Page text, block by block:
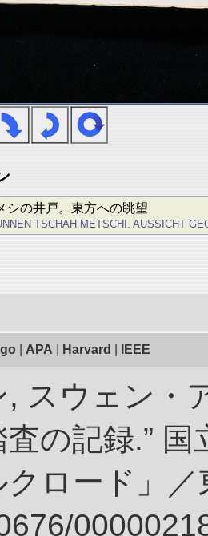
シの井戸。東方への眺望
TSCHAH METSCHI. AUSSICHT
APA Harvard IEEE
スウェン・
の記録.”
クロード」／